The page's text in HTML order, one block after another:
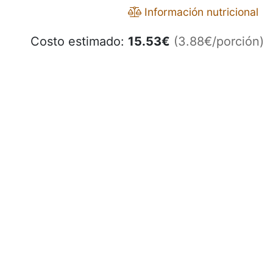
Información nutricional
Costo estimado: 15.53€ (3.88€/porción)